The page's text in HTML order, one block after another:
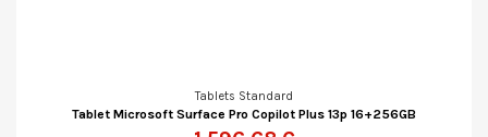
Tablets Standard
Tablet Microsoft Surface Pro Copilot Plus 13p 16+256GB